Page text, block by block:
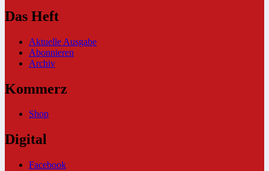
Das Heft
Aktuelle Ausgabe
Abonnieren
Archiv
Kommerz
Shop
Digital
Facebook